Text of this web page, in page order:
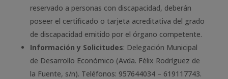
reservado a personas con discapacidad, deberán
poseer el certificado o tarjeta acreditativa del grado
de discapacidad emitido por el órgano competente.
Información y Solicitudes: Delegación Municipal
de Desarrollo Económico (Avda. Félix Rodríguez de
la Fuente, s/n). Teléfonos: 957644034 – 619117743.